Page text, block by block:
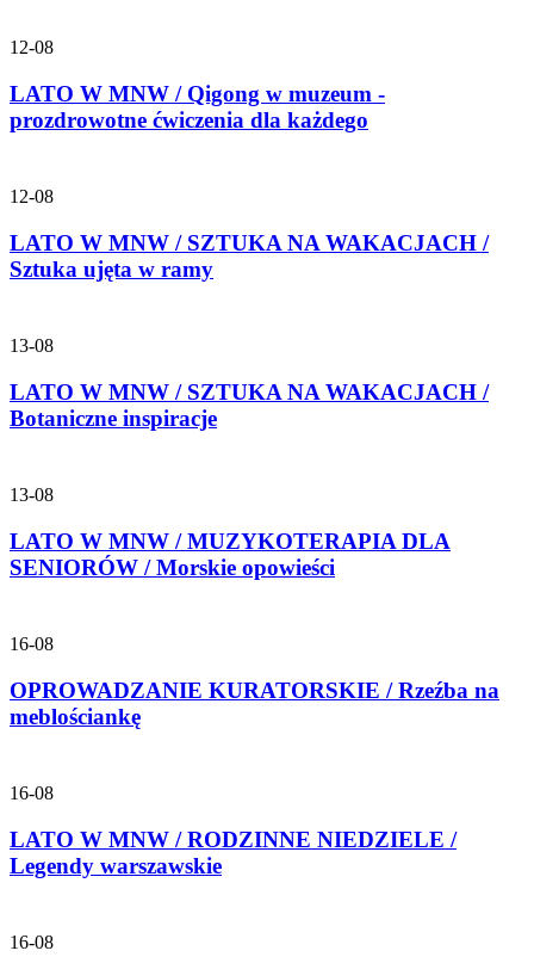
12-08
LATO W MNW / Qigong w muzeum -
prozdrowotne ćwiczenia dla każdego
12-08
LATO W MNW / SZTUKA NA WAKACJACH /
Sztuka ujęta w ramy
13-08
LATO W MNW / SZTUKA NA WAKACJACH /
Botaniczne inspiracje
13-08
LATO W MNW / MUZYKOTERAPIA DLA
SENIORÓW / Morskie opowieści
16-08
OPROWADZANIE KURATORSKIE / Rzeźba na
meblościankę
16-08
LATO W MNW / RODZINNE NIEDZIELE /
Legendy warszawskie
16-08